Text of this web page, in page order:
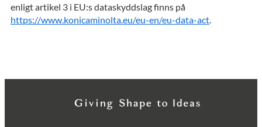
enligt artikel 3 i EU:s dataskyddslag finns på
https://www.konicaminolta.eu/eu-en/eu-data-act.